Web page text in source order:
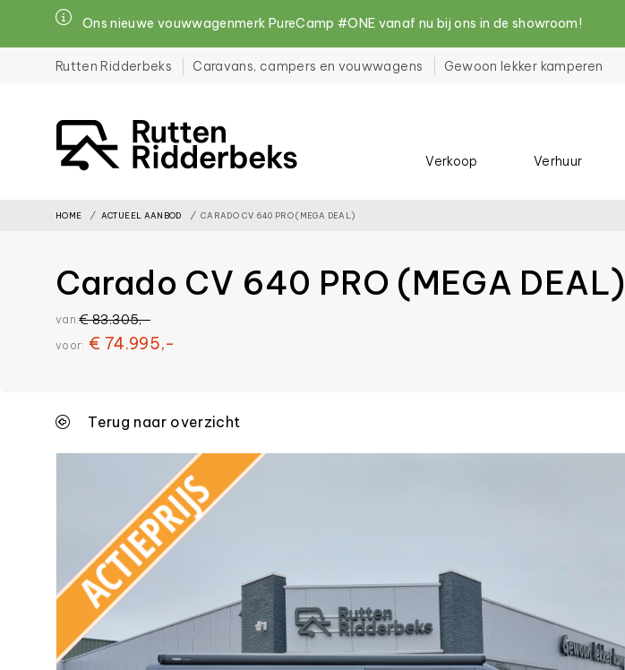
Rutten Ridderbeks Caravans, campers en vouwwagens Gewoon lekker kamperen
Verkoop Verhuur
Ons nieuwe vouwwagenmerk PureCamp #ONE vanaf nu bij ons in de showroom!
HOME ACTUEEL AANBOD CARADO CV 640 PRO (MEGA DEAL)
Carado CV 640 PRO (MEGA DEAL)
van:€ 83.305,-
voor: € 74.995,-
Terug naar overzicht